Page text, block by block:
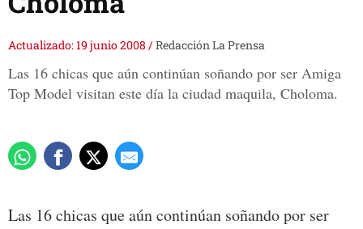
Actualizado: 19 junio 2008 /Redacción La Prensa
Las 16 chicas que aún continúan soñando por ser Amiga
Top Model visitan este día la ciudad maquila, Choloma.
Las 16 chicas que aún continúan soñando por ser